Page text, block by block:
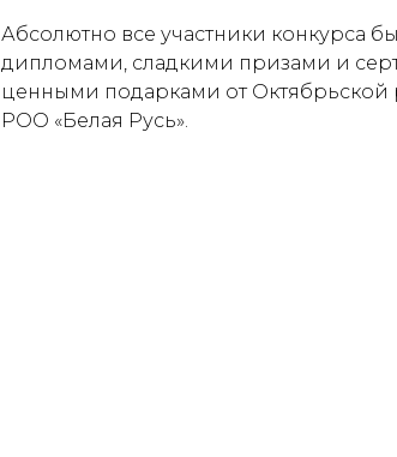
Абсолютно все участники конкурса
дипломами, сладкими призами и
ценными подарками от
РОО «Белая Русь».